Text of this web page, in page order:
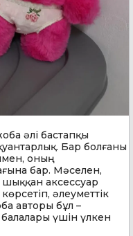
әлі бастапқы
Бар болғаны
оның
бар. Мәселен,
аксессуар
әлеуметтік
авторы бұл –
үшін үлкен